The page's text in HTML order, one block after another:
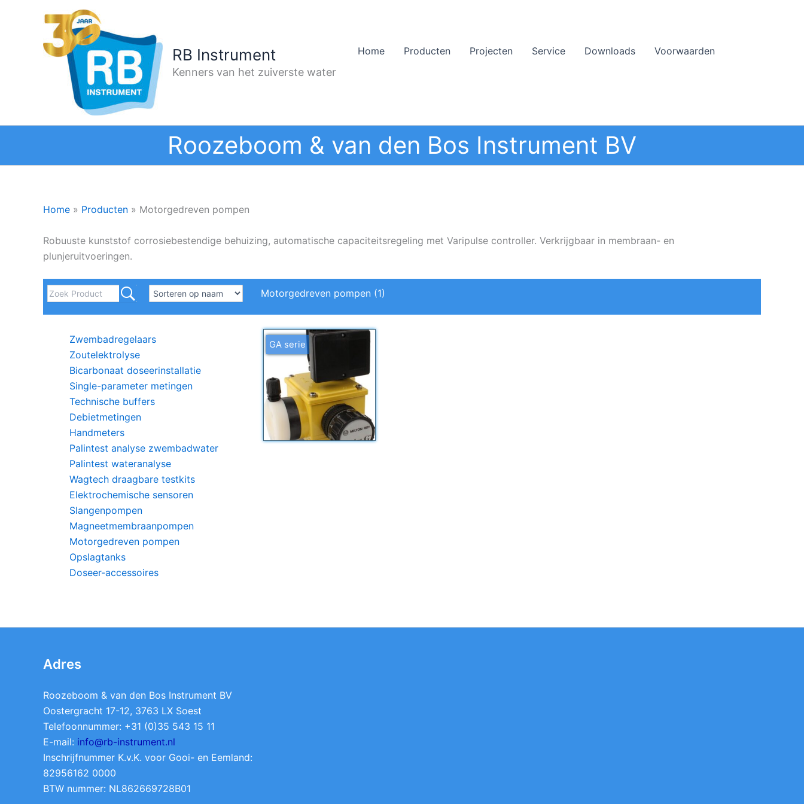
RB Instrument
Kenners van het zuiverste water
Home Producten Projecten Service Downloads Voorwaarden
Roozeboom & van den Bos Instrument BV
Home » Producten » Motorgedreven pompen
Robuuste kunststof corrosiebestendige behuizing, automatische capaciteitsregeling met Varipulse controller. Verkrijgbaar in membraan- en
plunjeruitvoeringen.
Motorgedreven pompen (1)
GA serie
Zwembadregelaars
Zoutelektrolyse
Bicarbonaat doseerinstallatie
Single-parameter metingen
Technische buffers
Debietmetingen
Handmeters
Palintest analyse zwembadwater
Palintest wateranalyse
Wagtech draagbare testkits
Elektrochemische sensoren
Slangenpompen
Magneetmembraanpompen
Motorgedreven pompen
Opslagtanks
Doseer-accessoires
Adres
Roozeboom & van den Bos Instrument BV
Oostergracht 17-12, 3763 LX Soest
Telefoonnummer: +31 (0)35 543 15 11
E-mail: info@rb-instrument.nl
Inschrijfnummer K.v.K. voor Gooi- en Eemland:
82956162 0000
BTW nummer: NL862669728B01